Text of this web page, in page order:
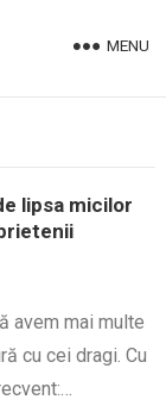
MENU
lipsa micilor
avem mai multe
cu cei dragi. Cu